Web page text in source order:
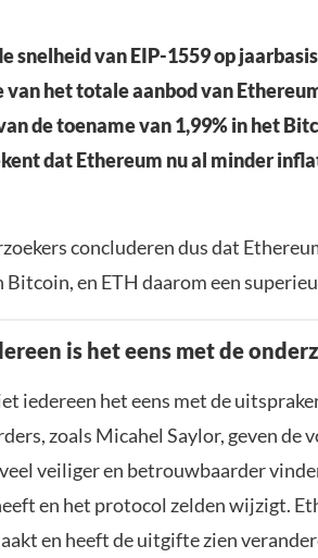
snelheid van EIP-1559 op
van het totale aanbod van
de toename van 1,99% in het
dat Ethereum nu al minder
concluderen dus dat
Bitcoin, en ETH daarom een
is het eens met de
iedereen het eens met de
zoals Micahel Saylor, geven de
veiliger en betrouwbaarder
en het protocol zelden wijzigt.
en heeft de uitgifte zien